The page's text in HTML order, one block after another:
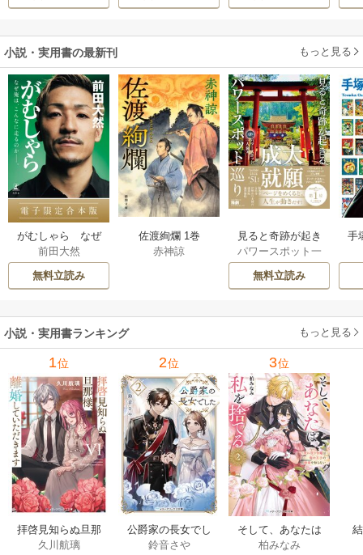
小説・実用書の最新刊 もっと見る
がむしゃら なぜ
俺は、こんなに走
るのか——。【電
子限定合本版】 1巻
前田大然
無料立読み
佐渡絢爛 1巻
赤神諒
見ると奇跡が起き
る 大願成就パワー
スポット巡り 1巻
パワースポット一
人旅
無料立読み
手
小説・実用書ランキング もっと見る
1位
拝啓見知らぬ旦那
様、離婚していた
久川航璃
2位
公爵家の長女でし
た
鈴音さや
3位
そして、あなたは
私を捨てる
柏みなみ